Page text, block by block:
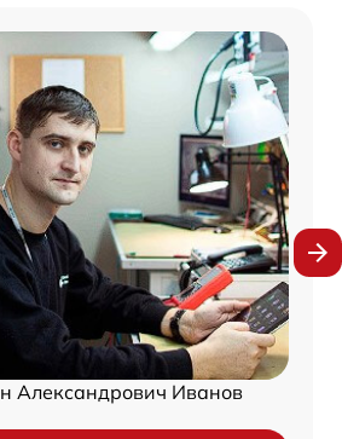
Александрович Иванов